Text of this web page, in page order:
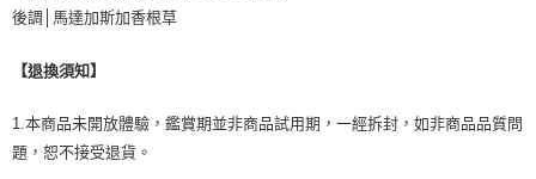
後調│馬達加斯加香根草
【退換須知】
1.本商品未開放體驗，鑑賞期並非商品試用期，一經拆封，如非商品品質問
題，恕不接受退貨。